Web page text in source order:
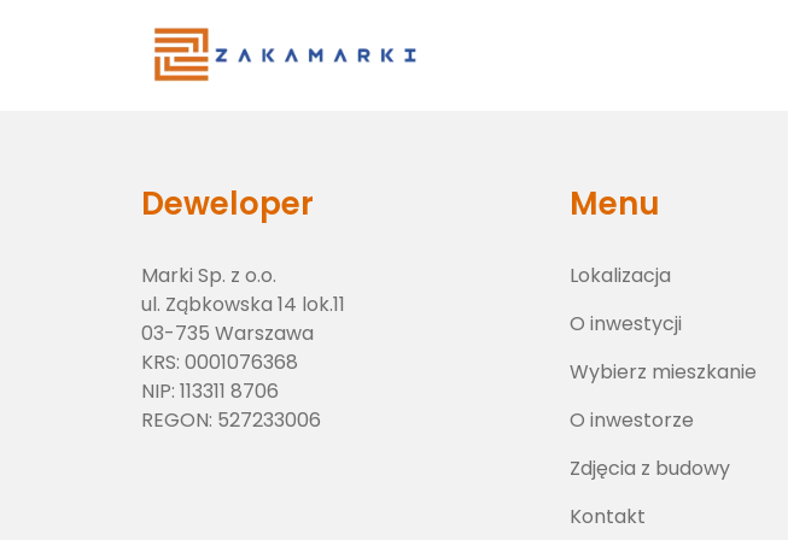
Deweloper
Marki Sp. z o.o.
ul. Ząbkowska 14 lok.11
03-735 Warszawa
KRS: 0001076368
NIP: 113311 8706
REGON: 527233006
Menu
Lokalizacja
O inwestycji
Wybierz mieszkanie
O inwestorze
Zdjęcia z budowy
Kontakt